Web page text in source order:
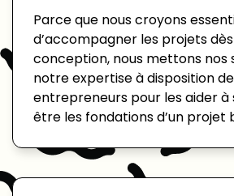
CLOTHILDE
Directrice exploitation
Parce que nous croyons
d’accompagner les projets
conception, nous mettons nos
notre expertise à disposition
entrepreneurs pour les aider à
être les fondations d’un projet